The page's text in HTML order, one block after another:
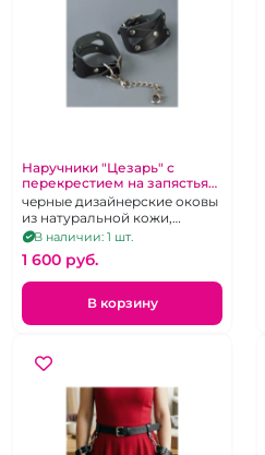
Наручники "Цезарь" с
перекрестием на запястьях
на цепочке черные
черные дизайнерские оковы
из натуральной кожи,
металлическая фурнитура,
съемная металлическая
цепочка с карабинами
В наличии: 1 шт.
1 600 pуб.
В корзину